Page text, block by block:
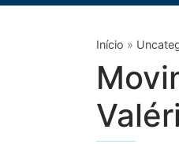
Início »